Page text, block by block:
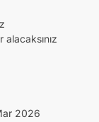
2026